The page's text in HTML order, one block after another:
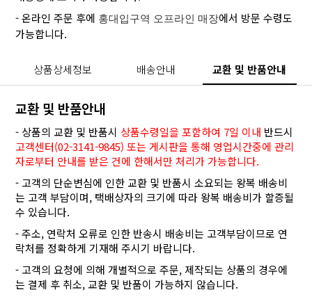
- 온라인 주문 후에 홍대입구역 오프라인 매장에서 방문 수령도
가능합니다.
상품상세정보 배송안내 교환 및 반품안내
교환 및 반품안내
- 상품의 교환 및 반품시 상품수령일을 포함하여 7일 이내 반드시
고객센터(02-3141-9845) 또는 게시판을 통해 영업시간중에 관리
자로부터 안내를 받은 건에 한해서만 처리가 가능합니다.
- 고객의 단순변심에 인한 교환 및 반품시 소요되는 왕복 배송비
는 고객 부담이며, 택배상자의 크기에 따라 왕복 배송비가 할증될
수 있습니다.
- 주소, 연락처 오류로 인한 반송시 배송비는 고객부담이므로 연
락처를 정확하게 기재해 주시기 바랍니다.
- 고객의 요청에 의해 개별적으로 주문, 제작되는 상품의 경우에
는 결제 후 취소, 교환 및 반품이 가능하지 않습니다.